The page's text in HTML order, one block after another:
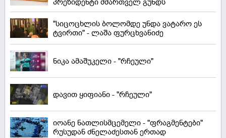
"სიცოცხლის ბოლომდე უნდა ვატარო ეს
ტვირთი" - ლაშა ფურცხვანიძე
ნიკა ამაშუკელი - "რჩეული"
დავით ყიფიანი - "რჩეული"
იოანე ნათლისმცემელი - "ფრაგმენტები"
რუსუდან ძნელაძესთან ერთად